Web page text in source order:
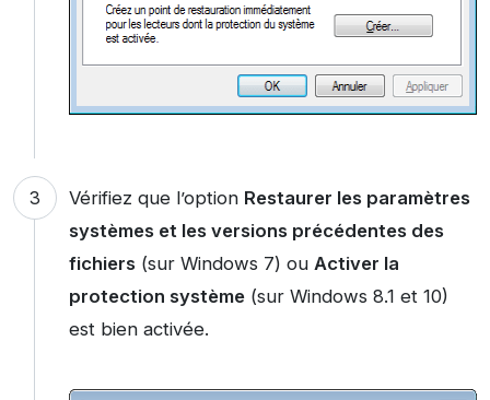
Vérifiez que l’option Restaurer les paramètres
systèmes et les versions précédentes des
fichiers(sur Windows 7) ou Activer la
protection système(sur Windows 8.1 et 10)
est bien activée.